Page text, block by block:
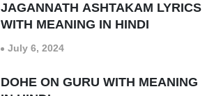
JAGANNATH ASHTAKAM LYRICS
WITH MEANING IN HINDI
July 6, 2024
DOHE ON GURU WITH MEANING